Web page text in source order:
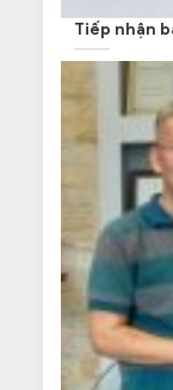
Tiếp nhận